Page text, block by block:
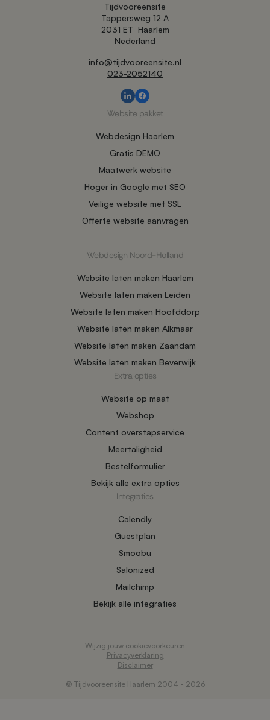
Tijdvooreensite
Tappersweg 12 A
2031 ET Haarlem
Nederland
info@tijdvooreensite.nl
023-2052140
Website pakket
Webdesign Haarlem
Gratis DEMO
Maatwerk website
Hoger in Google met SEO
Veilige website met SSL
Offerte website aanvragen
Webdesign Noord-Holland
Website laten maken Haarlem
Website laten maken Leiden
Website laten maken Hoofddorp
Website laten maken Alkmaar
Website laten maken Zaandam
Website laten maken Beverwijk
Extra opties
Website op maat
Webshop
Content overstapservice
Meertaligheid
Bestelformulier
Bekijk alle extra opties
Integraties
Calendly
Guestplan
Smoobu
Salonized
Mailchimp
Bekijk alle integraties
Wijzig jouw cookievoorkeuren
Privacyverklaring
Disclaimer
© Tijdvooreensite Haarlem 2004 - 2026